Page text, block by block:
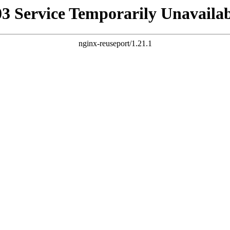
Service Temporarily
nginx-reuseport/1.21.1